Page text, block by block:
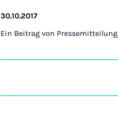
30.10.2017
Ein Beitrag von Pressemitteilung